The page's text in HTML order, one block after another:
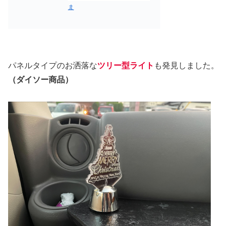
ま
パネルタイプのお洒落なツリー型ライト も発見しました。
（ダイソー商品）